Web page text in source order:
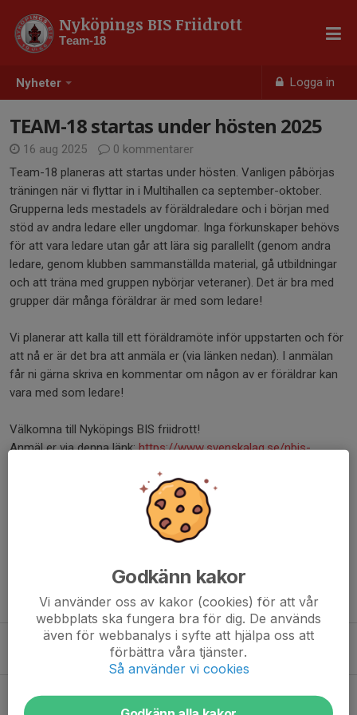
Nyheter Logga in
Nyköpings BIS Friidrott
Team-18
TEAM-18 startas under hösten 2025
16 aug 2025
0 kommentarer
Team-18 planeras att startas under hösten. Vanligen påbörjas
träningen när vi flyttar in i Multihallen ca september-oktober.
Grupperna leds mestadels av föräldraledare och i början med
stöd av andra ledare eller ungdomar. Inga förkunskaper behövs
för att vara ledare utan går att lära sig parallellt (genom andra
ledare, genom klubben sammanställda material, gå utbildningar
och att träna med gruppen nybörjar veteraner). Det är bra med
grupper där många föräldrar är med som ledare!
Vi planerar att kalla till ett föräldramöte inför uppstarten och för
att nå er är det bra att anmäla er (via länken nedan). I anmälan
får ni gärna skriva en kommentar om någon av er föräldrar kan
vara med som ledare!
Välkomna till Nyköpings BIS friidrott!
Anmäl er via denna länk:https://www.svenskalag.se/nbis-
Tidigare nyheter
Julklapp från klubben
2 dec 2025 0
Ingen friidrott för team-18 v.43 och v.44
1
Godkänn kakor
Vi använder oss av kakor (cookies) för att vår
webbplats ska fungera bra för dig. De används
även för webbanalys i syfte att hjälpa oss att
förbättra våra tjänster.
Så använder vi cookies